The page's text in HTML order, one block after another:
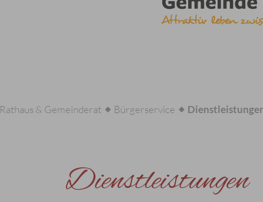
Rathaus & Gemeinderat Bürgerservice
Dienstleistungen